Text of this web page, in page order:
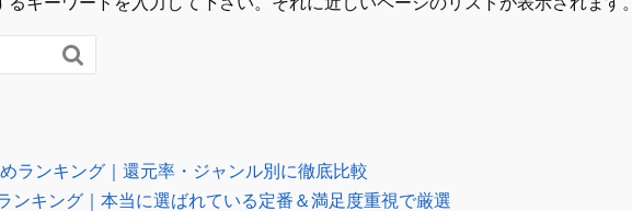

ランキング｜還元率・ジャンル別に徹底比較
ンキング｜本当に選ばれている定番＆満足度重視で厳選